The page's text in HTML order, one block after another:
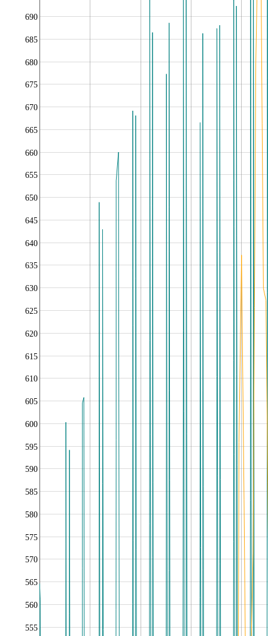
555
560
565
570
575
580
585
590
595
600
605
610
615
620
625
630
635
640
645
650
655
660
665
670
675
680
685
690